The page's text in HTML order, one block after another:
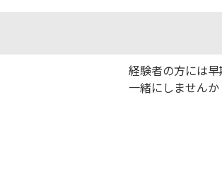
経験者の方には
一緒にしませんか